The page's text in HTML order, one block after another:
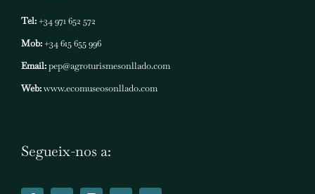
Tel:+34 971 652 572
Mob:+34 615 655 996
Email:pep@agroturismesonllado.com
Web:www.ecomuseosonllado.com
Segueix-nos a: